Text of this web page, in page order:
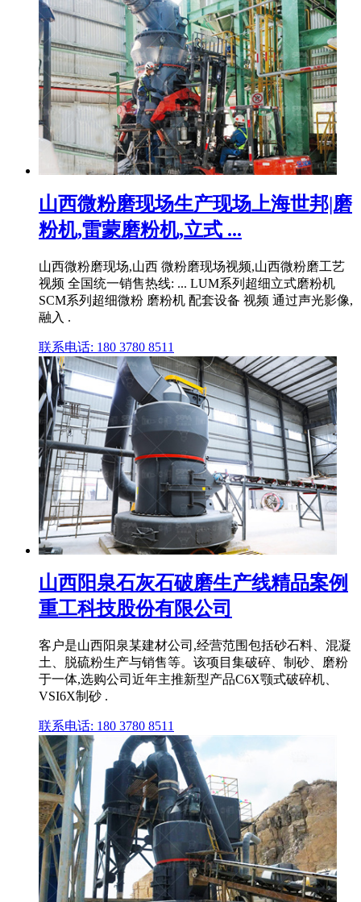
山西微粉磨现场生产现场上海世邦|磨
粉机,雷蒙磨粉机,立式 ...
山西微粉磨现场,山西 微粉磨现场视频,山西微粉磨工艺
视频 全国统一销售热线: ... LUM系列超细立式磨粉机
SCM系列超细微粉 磨粉机 配套设备 视频 通过声光影像,
融入 .
联系电话: 180 3780 8511
山西阳泉石灰石破磨生产线精品案例
重工科技股份有限公司
客户是山西阳泉某建材公司,经营范围包括砂石料、混凝
土、脱硫粉生产与销售等。该项目集破碎、制砂、磨粉
于一体,选购公司近年主推新型产品C6X颚式破碎机、
VSI6X制砂 .
联系电话: 180 3780 8511